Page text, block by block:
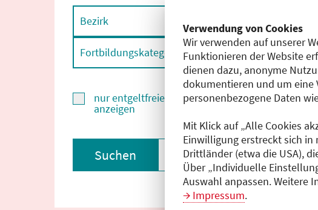
Verwendung von Cookies
Wir verwenden auf unserer
Funktionieren der Website
dienen dazu, anonyme
dokumentieren und um eine
personenbezogene Daten
Mit Klick auf „Alle Cookies
Einwilligung erstreckt sich in
Drittländer (etwa die USA),
Über „Individuelle
Auswahl anpassen. Weitere
Impressum.
Bezirk
Fortbildungskategorie Fachgebiet
nur entgeltfreie Fortbildungen
anzeigen
Suchen Filter zurücksetzen